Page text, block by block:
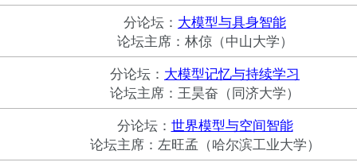
分论坛： 大模型与具身智能
论坛主席：林倞（中山大学）
分论坛： 大模型记忆与持续学习
论坛主席：王昊奋（同济大学）
分论坛： 世界模型与空间智能
论坛主席：左旺孟（哈尔滨工业大学）